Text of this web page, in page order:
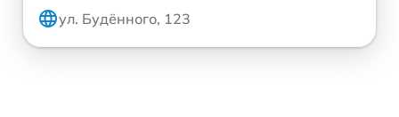
ул. Будённого, 123